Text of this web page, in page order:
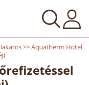
>>Aquatherm Hotel